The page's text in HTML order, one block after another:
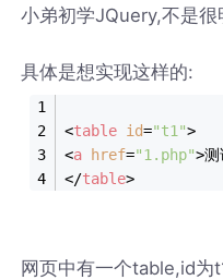
小弟初学JQuery,不是
具体是想实现这样的:
<table id="t1">
<a href="1.php">测
</table>
网页中有一个table,id为